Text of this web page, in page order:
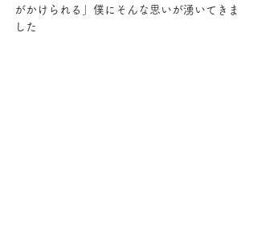
がかけられる」僕にそんな思いが湧いてきま
した